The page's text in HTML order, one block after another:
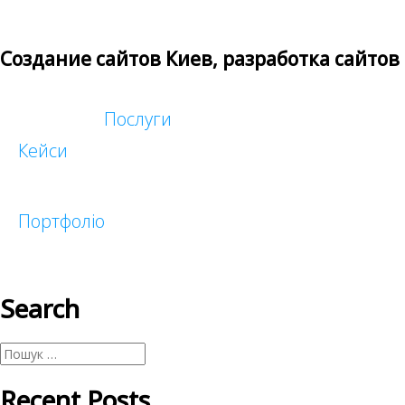
Создание сайтов Киев, разработка сайтов
Кейси
Послуги
Портфоліо
Малий бізнес
Search
Пошук: